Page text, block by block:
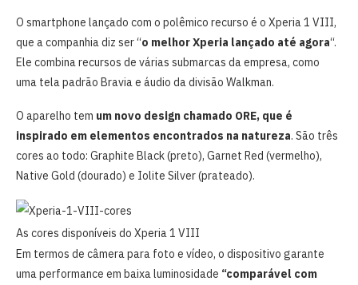
O smartphone lançado com o polêmico recurso é o Xperia 1 VIII,
que a companhia diz ser “o melhor Xperia lançado até agora“.
Ele combina recursos de várias submarcas da empresa, como
uma tela padrão Bravia e áudio da divisão Walkman.
O aparelho tem um novo design chamado ORE, que é
inspirado em elementos encontrados na natureza. São três
cores ao todo: Graphite Black (preto), Garnet Red (vermelho),
Native Gold (dourado) e Iolite Silver (prateado).
As cores disponíveis do Xperia 1 VIII
Em termos de câmera para foto e vídeo, o dispositivo garante
uma performance em baixa luminosidade “comparável com